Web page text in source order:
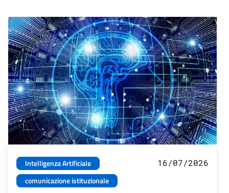
Intelligenza Artificiale
comunicazione istituzionale
16/07/2026